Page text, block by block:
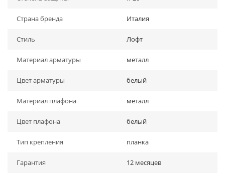
Страна бренда Италия
Стиль Лофт
Материал арматуры металл
Цвет арматуры белый
Материал плафона металл
Цвет плафона белый
Тип крепления планка
Гарантия 12 месяцев